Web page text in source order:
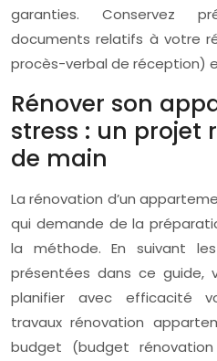
garanties. Conservez
documents relatifs à votre
procès-verbal de réception)
Rénover son
stress : un projet
de main
La rénovation d’un
qui demande de la
la méthode. En suivant
présentées dans ce guide,
planifier avec efficacité
travaux rénovation
budget (budget